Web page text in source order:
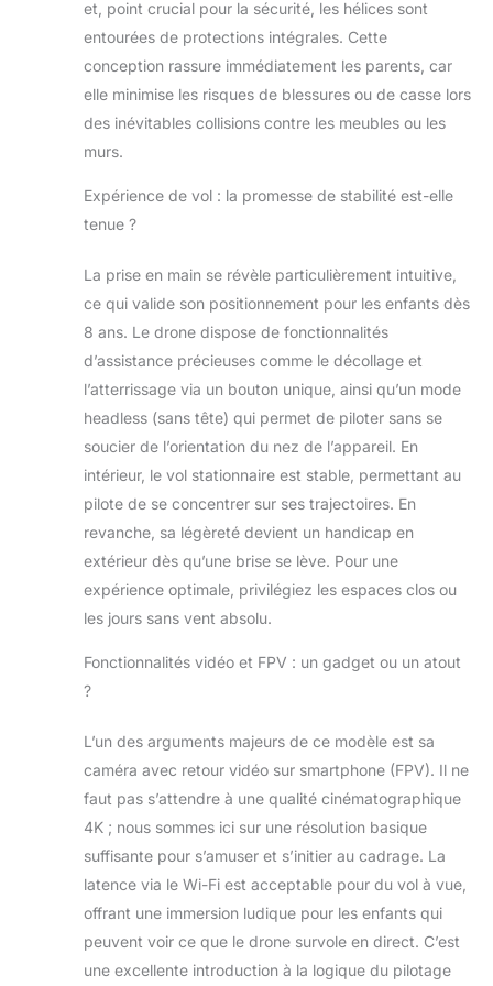
transmission vidéo en temps réel,
ce qui signifie que les enfants
peuvent visualiser sans effort des
séquences vidéo en temps réel via
un téléphone mobile connecté.
【 Longue durée de vol 】-- Fourni
minutes (8 minutes/par batterie).
et, point crucial pour la sécurité, les hélices sont
entourées de protections intégrales. Cette
conception rassure immédiatement les parents, car
elle minimise les risques de blessures ou de casse lors
des inévitables collisions contre les meubles ou les
murs.
Expérience de vol : la promesse de stabilité est-elle
tenue ?
La prise en main se révèle particulièrement intuitive,
ce qui valide son positionnement pour les enfants dès
8 ans. Le drone dispose de fonctionnalités
d’assistance précieuses comme le décollage et
l’atterrissage via un bouton unique, ainsi qu’un mode
headless (sans tête) qui permet de piloter sans se
soucier de l’orientation du nez de l’appareil. En
intérieur, le vol stationnaire est stable, permettant au
pilote de se concentrer sur ses trajectoires. En
revanche, sa légèreté devient un handicap en
extérieur dès qu’une brise se lève. Pour une
expérience optimale, privilégiez les espaces clos ou
les jours sans vent absolu.
Fonctionnalités vidéo et FPV : un gadget ou un atout
?
L’un des arguments majeurs de ce modèle est sa
caméra avec retour vidéo sur smartphone (FPV). Il ne
faut pas s’attendre à une qualité cinématographique
4K ; nous sommes ici sur une résolution basique
suffisante pour s’amuser et s’initier au cadrage. La
latence via le Wi-Fi est acceptable pour du vol à vue,
offrant une immersion ludique pour les enfants qui
peuvent voir ce que le drone survole en direct. C’est
une excellente introduction à la logique du pilotage